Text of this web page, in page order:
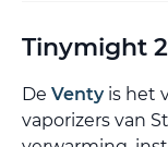
Tinymight
De Ventyis het
vaporizers van